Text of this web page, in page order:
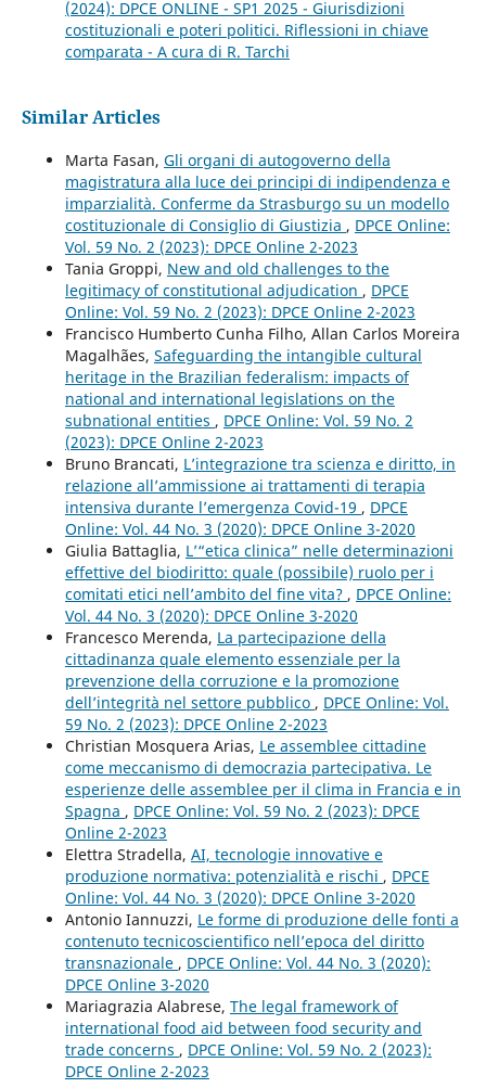
(2024): DPCE ONLINE - SP1 2025 - Giurisdizioni
costituzionali e poteri politici. Riflessioni in chiave
comparata - A cura di R. Tarchi
Similar Articles
Marta Fasan, Gli organi di autogoverno della
magistratura alla luce dei principi di indipendenza e
imparzialità. Conferme da Strasburgo su un modello
costituzionale di Consiglio di Giustizia , DPCE Online:
Vol. 59 No. 2 (2023): DPCE Online 2-2023
Tania Groppi, New and old challenges to the
legitimacy of constitutional adjudication , DPCE
Online: Vol. 59 No. 2 (2023): DPCE Online 2-2023
Francisco Humberto Cunha Filho, Allan Carlos Moreira
Magalhães, Safeguarding the intangible cultural
heritage in the Brazilian federalism: impacts of
national and international legislations on the
subnational entities , DPCE Online: Vol. 59 No. 2
(2023): DPCE Online 2-2023
Bruno Brancati, L’integrazione tra scienza e diritto, in
relazione all’ammissione ai trattamenti di terapia
intensiva durante l’emergenza Covid-19 , DPCE
Online: Vol. 44 No. 3 (2020): DPCE Online 3-2020
Giulia Battaglia, L’“etica clinica” nelle determinazioni
effettive del biodiritto: quale (possibile) ruolo per i
comitati etici nell’ambito del fine vita? , DPCE Online:
Vol. 44 No. 3 (2020): DPCE Online 3-2020
Francesco Merenda, La partecipazione della
cittadinanza quale elemento essenziale per la
prevenzione della corruzione e la promozione
dell’integrità nel settore pubblico , DPCE Online: Vol.
59 No. 2 (2023): DPCE Online 2-2023
Christian Mosquera Arias, Le assemblee cittadine
come meccanismo di democrazia partecipativa. Le
esperienze delle assemblee per il clima in Francia e in
Spagna , DPCE Online: Vol. 59 No. 2 (2023): DPCE
Online 2-2023
Elettra Stradella, AI, tecnologie innovative e
produzione normativa: potenzialità e rischi , DPCE
Online: Vol. 44 No. 3 (2020): DPCE Online 3-2020
Antonio Iannuzzi, Le forme di produzione delle fonti a
contenuto tecnicoscientifico nell’epoca del diritto
transnazionale , DPCE Online: Vol. 44 No. 3 (2020):
DPCE Online 3-2020
Mariagrazia Alabrese, The legal framework of
international food aid between food security and
trade concerns , DPCE Online: Vol. 59 No. 2 (2023):
DPCE Online 2-2023